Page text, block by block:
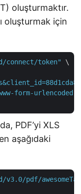
oluşturmaktır.
oluşturmak için
connect/token"
\
form-urlencoded"
PDF’yi XLS
aşağıdaki
pdf/